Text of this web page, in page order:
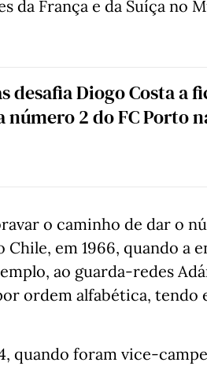
da França e da Suíça no
desafia Diogo Costa a
número 2 do FC Porto
o caminho de dar o
em 1966, quando a
ao guarda-redes
ordem alfabética, tendo
quando foram vice-